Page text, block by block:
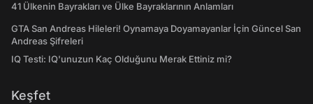
41 Ülkenin Bayrakları ve Ülke Bayraklarının Anlamları
GTA San Andreas Hileleri! Oynamaya Doyamayanlar İçin Güncel San
Andreas Şifreleri
IQ Testi: IQ'unuzun Kaç Olduğunu Merak Ettiniz mi?
Keşfet